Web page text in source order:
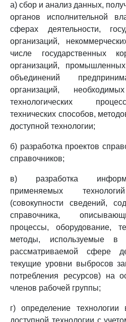
а) сбор и анализ данных,
органов исполнительной
сферах деятельности,
организаций,
числе государственных
организаций,
объединений
организаций,
технологических
технических способов,
доступной технологии;
б) разработка проектов
справочников;
в) разработка
применяемых
(совокупности сведений,
справочника,
процессы, оборудование,
методы, используемые
рассматриваемой сфере
текущие уровни выбросов
потребления ресурсов) на
членов рабочей группы;
г) определение
доступной технологии с